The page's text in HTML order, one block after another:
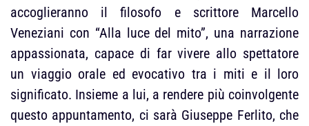
accoglieranno il filosofo e scrittore Marcello
Veneziani con “Alla luce del mito”, una narrazione
appassionata, capace di far vivere allo spettatore
un viaggio orale ed evocativo tra i miti e il loro
significato. Insieme a lui, a rendere più coinvolgente
questo appuntamento, ci sarà Giuseppe Ferlito, che